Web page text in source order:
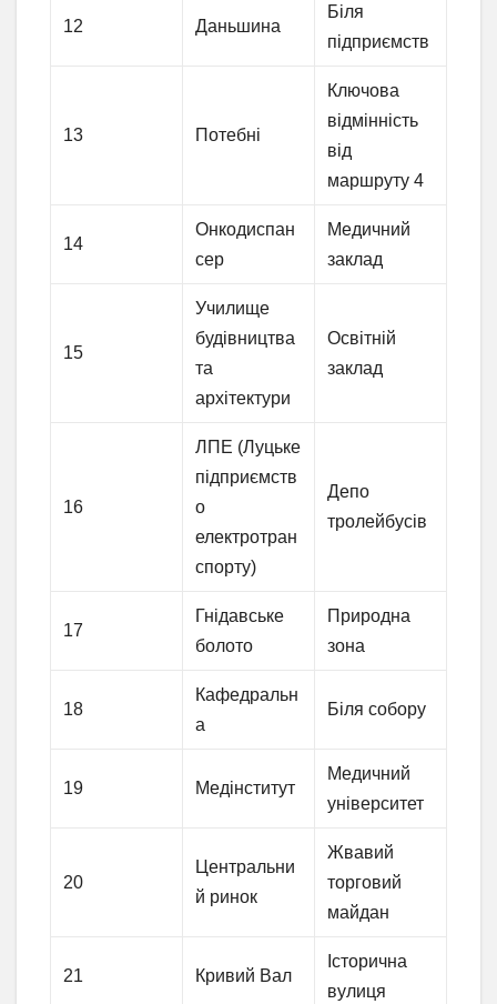
12 Даньшина
Біля
підприємств
13 Потебні
Ключова
відмінність
від
маршруту 4
14
Онкодиспан
сер
Медичний
заклад
15
Училище
будівництва
та
архітектури
Освітній
заклад
16
ЛПЕ (Луцьке
підприємств
о
електротран
спорту)
Депо
тролейбусів
17
Гнідавське
болото
Природна
зона
18
Кафедральн
а
Біля собору
19 Медінститут
Медичний
університет
20
Центральни
й ринок
Жвавий
торговий
майдан
21 Кривий Вал
Історична
вулиця